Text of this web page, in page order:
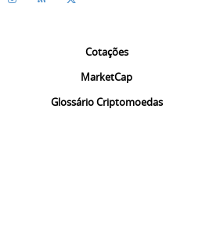
Cotações
MarketCap
Glossário Criptomoedas